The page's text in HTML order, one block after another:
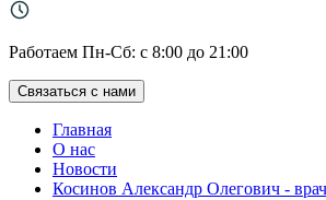
Работаем Пн-Cб: с 8:00 до 21:00
Связаться с нами
Главная
О нас
Новости
Косинов Александр Олегович -